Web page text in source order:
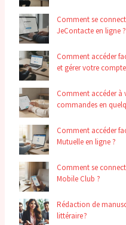
Comment se
JeContacte en ligne ?
Comment accéder
et gérer votre
Comment accéder à
commandes en
Comment accéder
Mutuelle en ligne ?
Comment se
Mobile Club ?
Rédaction de
littéraire ?